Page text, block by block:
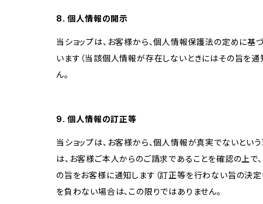
8. 個人情報の開示
当ショップは、お客様から、個人情報保護法の定めに
います（当該個人情報が存在しないときにはその旨を通
ん。
9. 個人情報の訂正等
当ショップは、お客様から、個人情報が真実でないとい
は、お客様ご本人からのご請求であることを確認の上
の旨をお客様に通知します（訂正等を行わない旨の決定
を負わない場合は、この限りではありません。